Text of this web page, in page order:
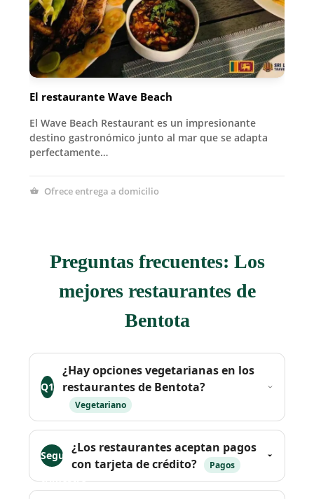
El restaurante Wave Beach
El Wave Beach Restaurant es un impresionante
destino gastronómico junto al mar que se adapta
perfectamente…
Ofrece entrega a domicilio
Preguntas frecuentes: Los
mejores restaurantes de
Bentota
Q1
¿Hay opciones vegetarianas en los
restaurantes de Bentota?
Vegetariano
Segundo
trimestre
¿Los restaurantes aceptan pagos
con tarjeta de crédito?
Pagos